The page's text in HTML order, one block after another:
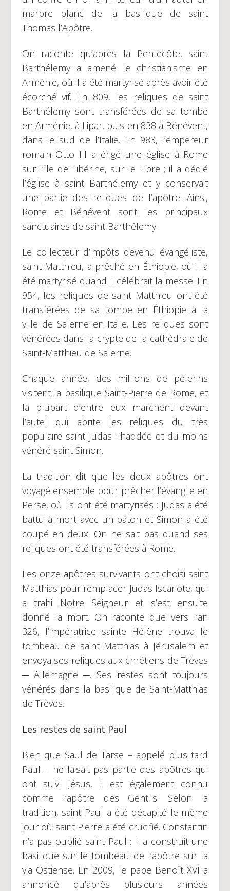
marbre blanc de la basilique de saint
Thomas l’Apôtre.
On raconte qu’après la Pentecôte, saint
Barthélemy a amené le christianisme en
Arménie, où il a été martyrisé après avoir été
écorché vif. En 809, les reliques de saint
Barthélemy sont transférées de sa tombe
en Arménie, à Lipar, puis en 838 à Bénévent,
dans le sud de l’Italie. En 983, l’empereur
romain Otto III a érigé une église à Rome
sur l’île de Tibérine, sur le Tibre ; il a dédié
l’église à saint Barthélemy et y conservait
une partie des reliques de l’apôtre. Ainsi,
Rome et Bénévent sont les principaux
sanctuaires de saint Barthélemy.
Le collecteur d’impôts devenu évangéliste,
saint Matthieu, a prêché en Éthiopie, où il a
été martyrisé quand il célébrait la messe. En
954, les reliques de saint Matthieu ont été
transférées de sa tombe en Éthiopie à la
ville de Salerne en Italie. Les reliques sont
vénérées dans la crypte de la cathédrale de
Saint-Matthieu de Salerne.
Chaque année, des millions de pèlerins
visitent la basilique Saint-Pierre de Rome, et
la plupart d’entre eux marchent devant
l’autel qui abrite les reliques du très
populaire saint Judas Thaddée et du moins
vénéré saint Simon.
La tradition dit que les deux apôtres ont
voyagé ensemble pour prêcher l’évangile en
Perse, où ils ont été martyrisés : Judas a été
battu à mort avec un bâton et Simon a été
coupé en deux. On ne sait pas quand ses
reliques ont été transférées à Rome.
Les onze apôtres survivants ont choisi saint
Matthias pour remplacer Judas Iscariote, qui
a trahi Notre Seigneur et s’est ensuite
donné la mort. On raconte que vers l’an
326, l’impératrice sainte Hélène trouva le
tombeau de saint Matthias à Jérusalem et
envoya ses reliques aux chrétiens de Trèves
─ Allemagne ─. Ses restes sont toujours
vénérés dans la basilique de Saint-Matthias
de Trèves.
Les restes de saint Paul
Bien que Saul de Tarse – appelé plus tard
Paul – ne faisait pas partie des apôtres qui
ont suivi Jésus, il est également connu
comme l’apôtre des Gentils. Selon la
tradition, saint Paul a été décapité le même
jour où saint Pierre a été crucifié. Constantin
n’a pas oublié saint Paul : il a construit une
basilique sur le tombeau de l’apôtre sur la
via Ostiense. En 2009, le pape Benoît XVI a
annoncé qu’après plusieurs années